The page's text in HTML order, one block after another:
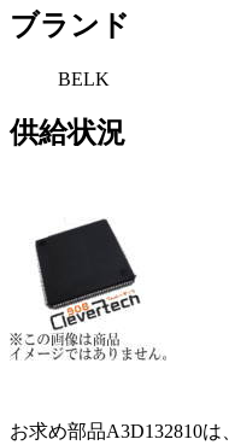
ブランド
BELK
供給状況
お求め部品A3D132810